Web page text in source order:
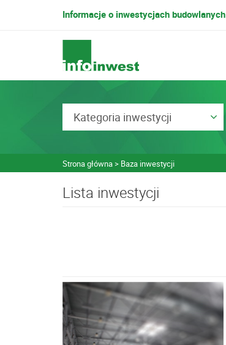
Informacje o inwestycjach budowlanych
Kategoria inwestycji
Strona główna Baza inwestycji
Lista inwestycji